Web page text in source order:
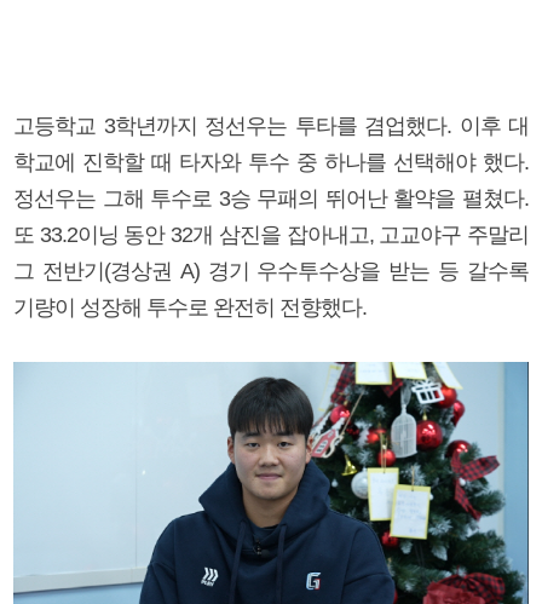
고등학교 3학년까지 정선우는 투타를 겸업했다. 이후 대
학교에 진학할 때 타자와 투수 중 하나를 선택해야 했다.
정선우는 그해 투수로 3승 무패의 뛰어난 활약을 펼쳤다.
또 33.2이닝 동안 32개 삼진을 잡아내고, 고교야구 주말리
그 전반기(경상권 A) 경기 우수투수상을 받는 등 갈수록
기량이 성장해 투수로 완전히 전향했다.